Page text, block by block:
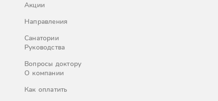
Акции
Направления
Санатории
Руководства
Вопросы доктору
О компании
Как оплатить